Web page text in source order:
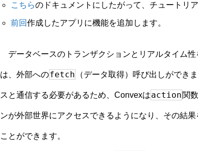
こちらのドキュメントにしたがって、チュートリ
前回作成したアプリに機能を追加します。
データベースのトランザクションとリアルタイム
は、外部へのfetch （データ取得）呼び出しができ
スと通信する必要があるため、Convexはaction関
ンが外部世界にアクセスできるようになり、その結
ことができます。